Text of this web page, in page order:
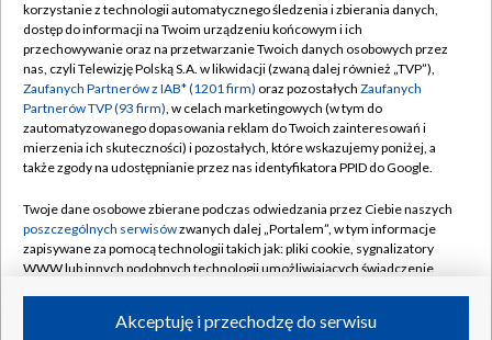
TVP
Abonament TVP
Emisja w TVP
Centrum informacji TVP
Naziemna Telewizja Cyfrowa
Rada Programowa
System NOS
Informacje o nadawcy
Program dla prasy
Regulamin TVP
Polityka prywatności
Moje zgody
Pomoc
Kontakt
Kanały
korzystanie z technologii automatycznego śledzenia i zbierania danych,
dostęp do informacji na Twoim urządzeniu końcowym i ich
przechowywanie oraz na przetwarzanie Twoich danych osobowych przez
nas, czyli Telewizję Polską S.A. w likwidacji (zwaną dalej również „TVP”),
Zaufanych Partnerów z IAB* (1201 firm) oraz pozostałych Zaufanych
Partnerów TVP (93 firm), w celach marketingowych (w tym do
zautomatyzowanego dopasowania reklam do Twoich zainteresowań i
mierzenia ich skuteczności) i pozostałych, które wskazujemy poniżej, a
także zgody na udostępnianie przez nas identyfikatora PPID do Google.
Twoje dane osobowe zbierane podczas odwiedzania przez Ciebie naszych
poszczególnych serwisówzwanych dalej „Portalem”, w tym informacje
zapisywane za pomocą technologii takich jak: pliki cookie, sygnalizatory
WWW lub innych podobnych technologii umożliwiających świadczenie
ruchu w Internecie.Akceptuję i przechodzę do serwisu